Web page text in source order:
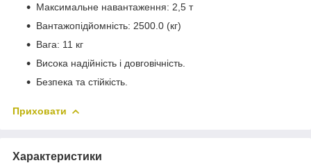
Максимальне навантаження: 2,5 т
Вантажопідйомність: 2500.0 (кг)
Вага: 11 кг
Висока надійність і довговічність.
Безпека та стійкість.
Приховати
Характеристики